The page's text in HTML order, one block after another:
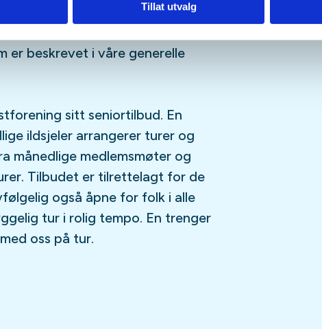
Tillat utvalg
turen bekrefter du at du har lest
er beskrevet i våre generelle
sitt seniortilbud. En
ildsjeler arrangerer turer og
månedlige medlemsmøter og
Tilbudet er tilrettelagt for de
også åpne for folk i alle
tur i rolig tempo. En trenger
oss på tur.